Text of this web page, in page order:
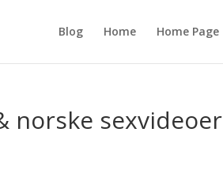
Blog Home Home Page
norske sexvideoer